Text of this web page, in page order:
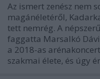
Az ismert zenész nem
magánéletéről,
tett nemrég. A
faggatta Marsalkó
a 2018-as
szakmai élete, és úgy